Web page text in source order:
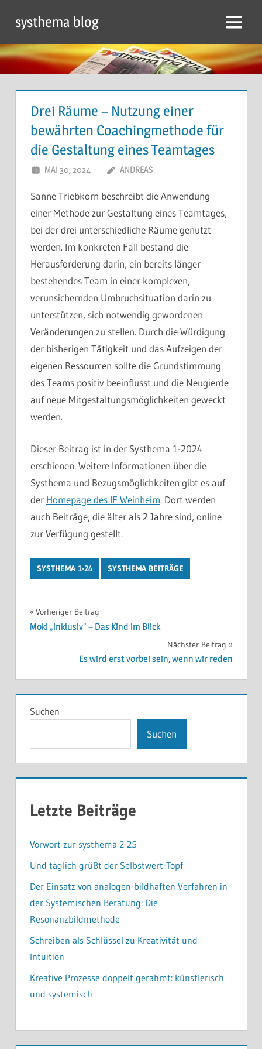
Inhalt
springen
systhema blog Menü
Drei Räume – Nutzung einer
bewährten Coachingmethode für
die Gestaltung eines Teamtages
MAI 30, 2024 ANDREAS
Sanne Triebkorn beschreibt die Anwendung
einer Methode zur Gestaltung eines Teamtages,
bei der drei unterschiedliche Räume genutzt
werden. Im konkreten Fall bestand die
Herausforderung darin, ein bereits länger
bestehendes Team in einer komplexen,
verunsichernden Umbruchsituation darin zu
unterstützen, sich notwendig gewordenen
Veränderungen zu stellen. Durch die Würdigung
der bisherigen Tätigkeit und das Aufzeigen der
eigenen Ressourcen sollte die Grundstimmung
des Teams positiv beeinflusst und die Neugierde
auf neue Mitgestaltungsmöglichkeiten geweckt
werden.
Dieser Beitrag ist in der Systhema 1-2024
erschienen. Weitere Informationen über die
Systhema und Bezugsmöglichkeiten gibt es auf
der Homepage des IF Weinheim. Dort werden
auch Beiträge, die älter als 2 Jahre sind, online
zur Verfügung gestellt.
SYSTHEMA 1-24 SYSTHEMA BEITRÄGE
Beitragsnavigation
Vorheriger Beitrag
Moki „inklusiv“ – Das Kind im Blick
Nächster Beitrag
Es wird erst vorbei sein, wenn wir reden
Suchen
Suchen
Letzte Beiträge
Vorwort zur systhema 2-25
Und täglich grüßt der Selbstwert-Topf
Der Einsatz von analogen-bildhaften Verfahren in
der Systemischen Beratung: Die
Resonanzbildmethode
Schreiben als Schlüssel zu Kreativität und
Intuition
Kreative Prozesse doppelt gerahmt: künstlerisch
und systemisch